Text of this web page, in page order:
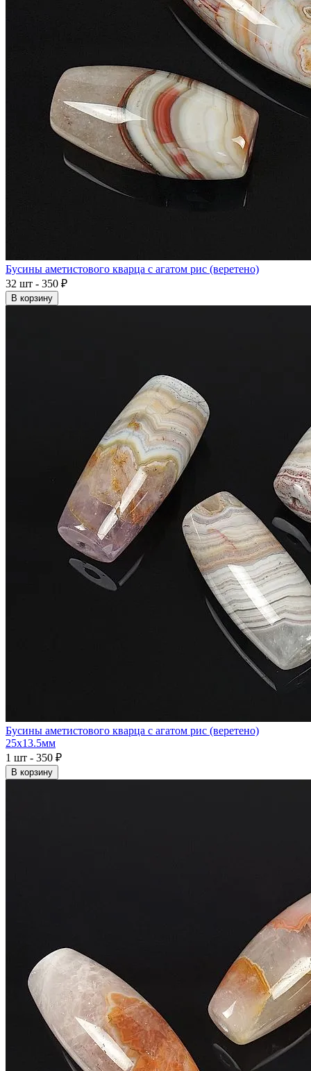
Бусины аметистового кварца с агатом рис (веретено)
32 шт - 350 ₽
В корзину
Бусины аметистового кварца с агатом рис (веретено)
25x13.5мм
1 шт - 350 ₽
В корзину